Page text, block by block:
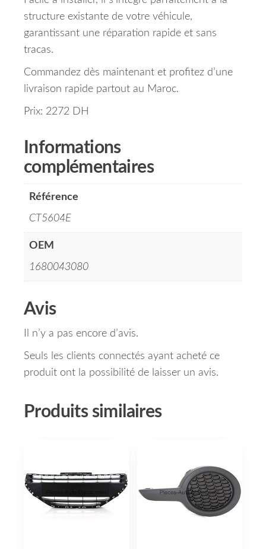
structure existante de votre véhicule,
garantissant une réparation rapide et sans
tracas.
Commandez dès maintenant et profitez d’une
livraison rapide partout au Maroc.
Prix: 2272 DH
Informations
complémentaires
Référence
CT5604E
OEM
1680043080
Avis
Il n’y a pas encore d’avis.
Seuls les clients connectés ayant acheté ce
produit ont la possibilité de laisser un avis.
Produits similaires